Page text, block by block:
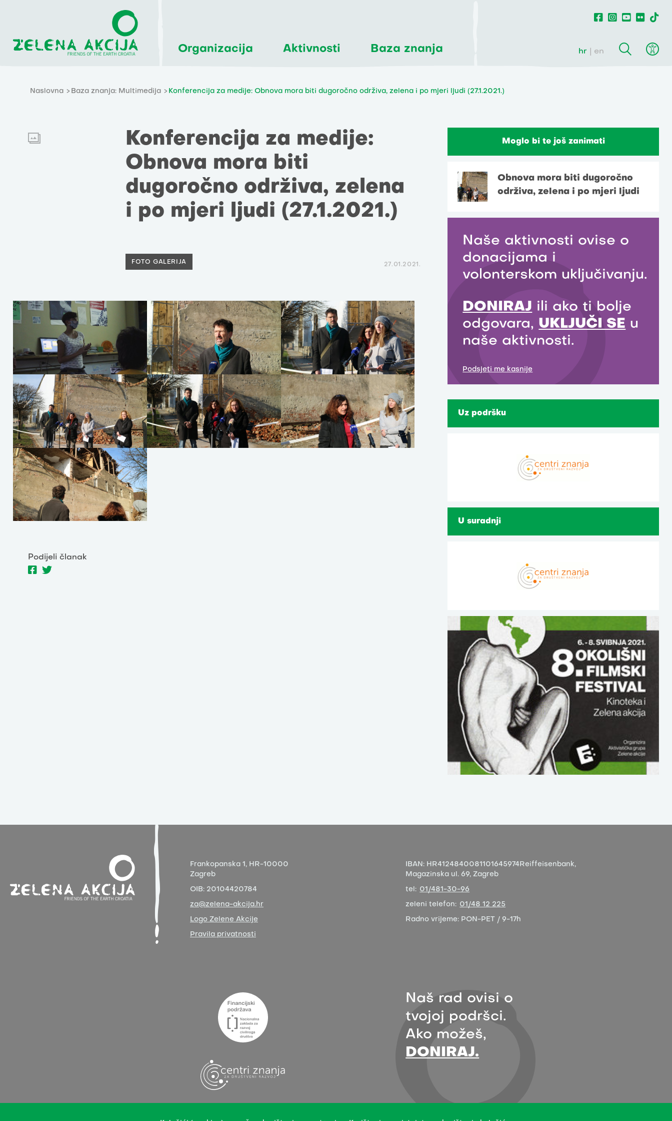
Organizacija Aktivnosti Baza znanja hr en
Naslovna Baza znanja: Multimedija Konferencija za medije: Obnova mora biti dugoročno održiva, zelena i po mjeri ljudi (27.1.2021.)
Konferencija za medije:
Obnova mora biti
dugoročno održiva, zelena
i po mjeri ljudi (27.1.2021.)
FOTO GALERIJA 27.01.2021.
Podijeli članak
Moglo bi te još zanimati
Obnova mora biti dugoročno
održiva, zelena i po mjeri ljudi
Naše aktivnosti ovise o
donacijama i
volonterskom uključivanju.
DONIRAJ ili ako ti bolje
odgovara, UKLJUČI SE u
naše aktivnosti.
Podsjeti me kasnije
Uz podršku
U suradnji
Frankopanska 1, HR-10000
Zagreb
OIB: 20104420784
za@zelena-akcija.hr
Logo Zelene Akcije
Pravila privatnosti
IBAN: HR4124840081101645974 Reiffeisenbank,
Magazinska ul. 69, Zagreb
tel: 01/481-30-96
zeleni telefon: 01/48 12 225
Radno vrijeme: PON-PET / 9-17h
Naš rad ovisi o
tvojoj podršci.
Ako možeš,
DONIRAJ.
Naše sadržaje možete prenositi u integralnoj ili prerađenoj verziji uz navođenje organizacije Zelena akcija - pod uvjetima licence Creative Commons Imenovanje 4.0 međunarodna.